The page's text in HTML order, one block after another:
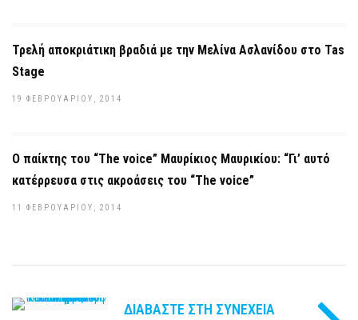
Τρελή αποκριάτικη βραδιά με την Μελίνα Ασλανίδου στο Tas
Stage
19 ΦΕΒΡΟΥΑΡΊΟΥ, 2014
Ο παίκτης του “The voice” Μαυρίκιος Μαυρικίου: “Γι’ αυτό
κατέρρευσα στις ακροάσεις του “The voice”
11 ΦΕΒΡΟΥΑΡΊΟΥ, 2014
ΔΙΑΒΆΣΤΕ ΣΤΗ ΣΥΝΈΧΕΙΑ